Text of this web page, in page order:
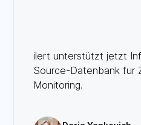
ilert unterstützt jetzt
Source-Datenbank für
Monitoring.